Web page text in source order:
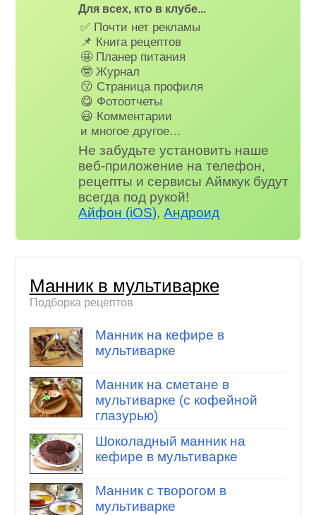
Для всех, кто в клубе...
✅ Почти нет рекламы
📌 Книга рецептов
🤩 Планер питания
🤓 Журнал
😗 Страница профиля
😋 Фотоотчеты
😃 Комментарии
и многое другое…
Не забудьте установить наше
веб-приложение на телефон,
рецепты и сервисы Аймкук будут
всегда под рукой!
Айфон (iOS),Андроид
Манник в мультиварке
Подборка рецептов
Манник на кефире в
мультиварке
Манник на сметане в
мультиварке (с кофейной
глазурью)
Шоколадный манник на
кефире в мультиварке
Манник с творогом в
мультиварке